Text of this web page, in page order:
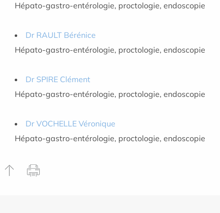
Hépato-gastro-entérologie, proctologie, endoscopie
Dr RAULT Bérénice
Hépato-gastro-entérologie, proctologie, endoscopie
Dr SPIRE Clément
Hépato-gastro-entérologie, proctologie, endoscopie
Dr VOCHELLE Véronique
Hépato-gastro-entérologie, proctologie, endoscopie